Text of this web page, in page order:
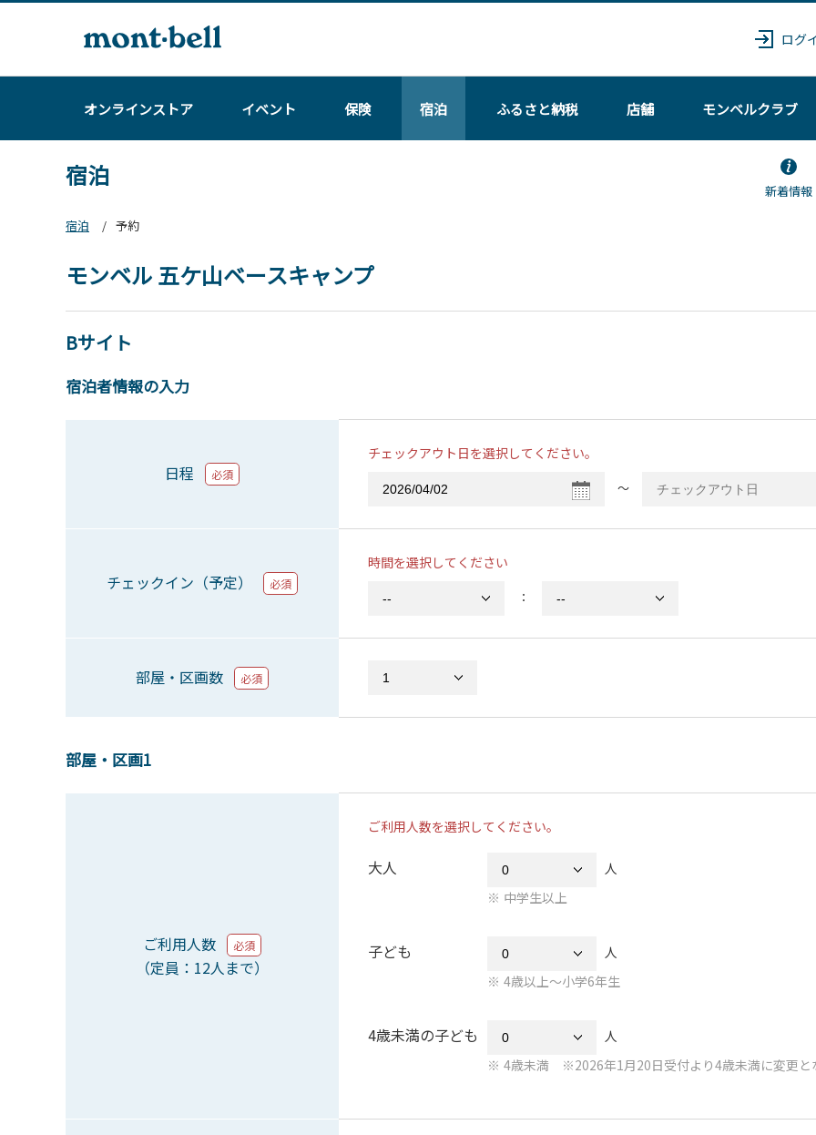
ログ
オンラインストア イベント 保険 宿泊 ふるさと納税 店舗 モンベルクラブ
宿泊
新着情報
宿泊
予約
モンベル 五ケ山ベースキャンプ
Bサイト
宿泊者情報の入力
日程 必須
チェックアウト日を選択してください。
〜
チェックイン（予定） 必須
時間を選択してください
：
部屋・区画数 必須
部屋・区画1
ご利用人数 必須
（定員：12人まで）
ご利用人数を選択してください。
大人
人
中学生以上
子ども
人
4歳以上～小学6年生
4歳未満の子ども
人
4歳未満 ※2026年1月20日受付より4歳未満に変更と